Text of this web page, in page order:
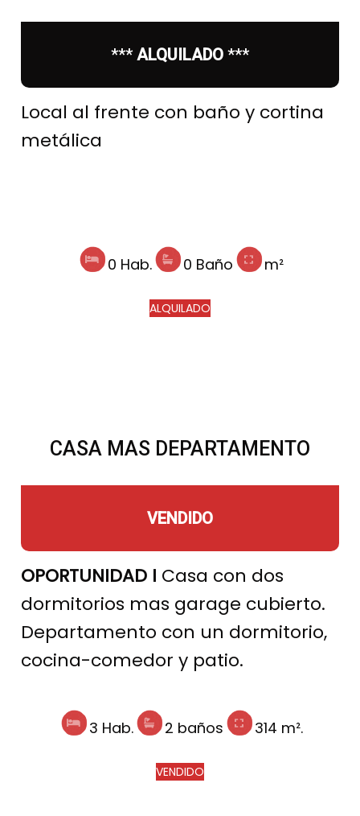
*** ALQUILADO ***
Local al frente con baño y cortina
metálica
0 Hab. 0 Baño m²
ALQUILADO
CASA MAS DEPARTAMENTO
VENDIDO
OPORTUNIDAD I Casa con dos
dormitorios mas garage cubierto.
Departamento con un dormitorio,
cocina-comedor y patio.
3 Hab. 2 baños 314 m².
VENDIDO